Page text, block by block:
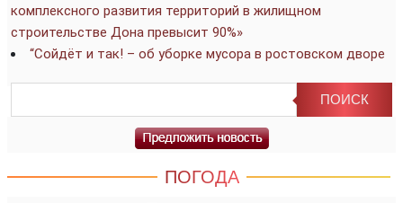
комплексного развития территорий в жилищном
строительстве Дона превысит 90%»
“Сойдёт и так! – об уборке мусора в ростовском дворе
ПОГОДА